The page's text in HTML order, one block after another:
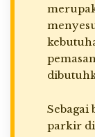
Sebagai
parkir